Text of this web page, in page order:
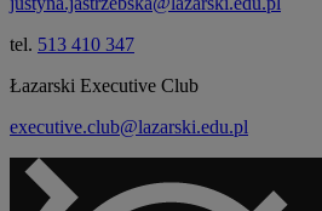
tel. 513 410 347
Łazarski Executive Club
executive.club@lazarski.edu.pl